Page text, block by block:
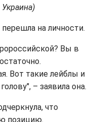
на личности.
Вы в
Вот такие лейблы и
– заявила она.
что
позицию.